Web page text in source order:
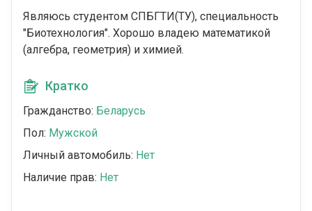
Являюсь студентом СПБГТИ(ТУ), специальность
"Биотехнология". Хорошо владею математикой
(алгебра, геометрия) и химией.
Кратко
Гражданство: Беларусь
Пол: Мужской
Личный автомобиль: Нет
Наличие прав: Нет